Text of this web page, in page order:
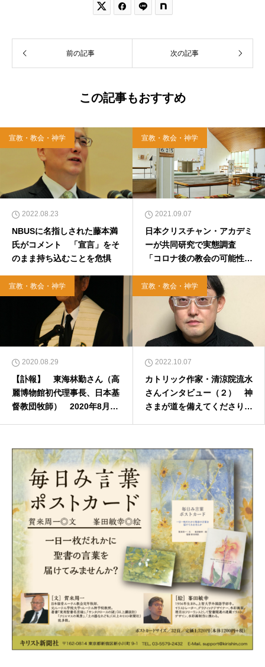
 
前の記事 次の記事
この記事もおすすめ
宣教・教会・神学
2022.08.23
NBUSに名指しされた藤本満
氏がコメント 「宣言」をそ
のまま持ち込むことを危惧
宣教・教会・神学
2021.09.07
日本クリスチャン・アカデミ
ーが共同研究で実態調査
「コロナ後の教会の可能性」
宣教・教会・神学
2020.08.29
【訃報】 東海林勤さん（高
麗博物館初代理事長、日本基
督教団牧師） 2020年8月25
宣教・教会・神学
2022.10.07
カトリック作家・清涼院流水
さんインタビュー（２） 神
さまが道を備えてくださり、